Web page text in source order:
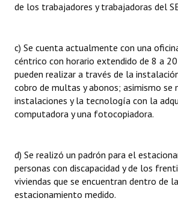
de los trabajadores y trabajadoras del
c) Se cuenta actualmente con una
céntrico con horario extendido de 8 a 20
pueden realizar a través de la
cobro de multas y abonos; asimismo se
instalaciones y la tecnología con la
computadora y una fotocopiadora.
d) Se realizó un padrón para el
personas con discapacidad y de los
viviendas que se encuentran dentro de
estacionamiento medido.